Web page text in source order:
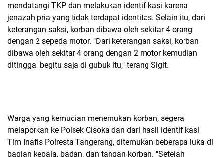
mendatangi TKP dan melakukan identifikasi karena
jenazah pria yang tidak terdapat identitas. Selain itu, dari
keterangan saksi, korban dibawa oleh sekitar 4 orang
dengan 2 sepeda motor. "Dari keterangan saksi, korban
dibawa oleh sekitar 4 orang dengan 2 motor kemudian
ditinggal begitu saja di gubuk itu," terang Sigit.
Warga yang kemudian menemukan korban, segera
melaporkan ke Polsek Cisoka dan dari hasil identifikasi
Tim Inafis Polresta Tangerang, ditemukan beberapa luka di
bagian kepala, badan, dan tangan korban. "Setelah